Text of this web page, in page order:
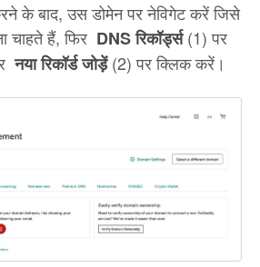
के बाद, उस डोमेन पर नेविगेट करें जिसे
चाहते हैं, फिर DNS रिकॉर्ड्स(1) पर
नया रिकॉर्ड जोड़ें(2) पर क्लिक करें।